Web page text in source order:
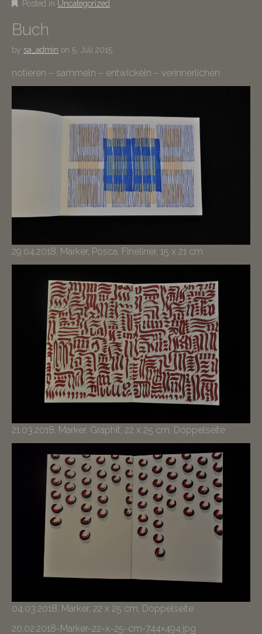
Posted in Uncategorized
Buch
by sa_admin on 5. Juli 2015
notieren – sammeln – entwickeln – verinnerlichen
29.04.2018, Marker, Posca, Fineliner, 15 x 21 cm
21.03.2018, Marker, Graphit, 22 x 25 cm, Doppelseite
04.03.2018, Marker, 22 x 25 cm, Doppelseite
20.02.2018-Marker-22-x-25-cm-744×494.jpg